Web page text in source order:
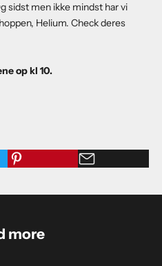
sidst men ikke mindst har vi
Helium. Check deres
op kl 10.
more